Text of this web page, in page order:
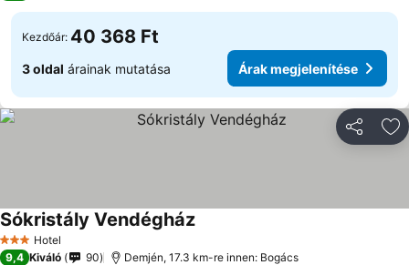
Kezdőár: 40 368 Ft
3 oldal árainak mutatása Árak megjelenítése
3 Kategória
Hotel
Sókristály Vendégház
9,4 Kiváló 90 Demjén, 17.3 km-re innen: Bogács